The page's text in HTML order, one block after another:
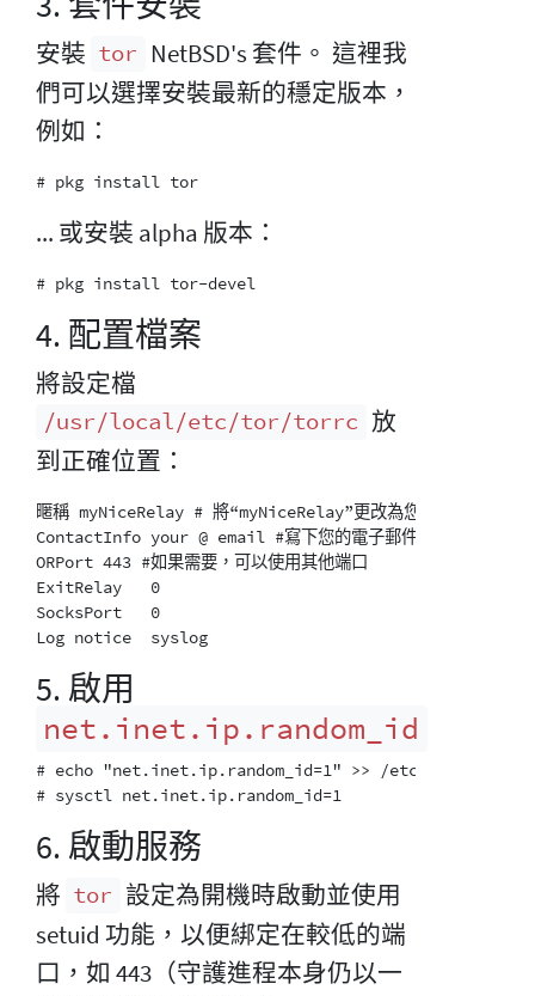
安裝 tor NetBSD's 套件。 這裡我
們可以選擇安裝最新的穩定版本，
例如：
... 或安裝 alpha 版本：
4. 配置檔案
將設定檔
/usr/local/etc/tor/torrc 放
到正確位置：
暱稱 myNiceRelay # 將“myNiceRelay”更改為您喜歡的名稱
ContactInfo your @ email #寫下您的電子郵件，並注意它將
ORPort 443 #如果需要，可以使用其他端口
ExitRelay   0
SocksPort   0
5. 啟用
net.inet.ip.random_id
# echo "net.inet.ip.random_id=1" >> /etc/sysctl.conf
6. 啟動服務
將 tor 設定為開機時啟動並使用
setuid 功能，以便綁定在較低的端
口，如 443（守護進程本身仍以一